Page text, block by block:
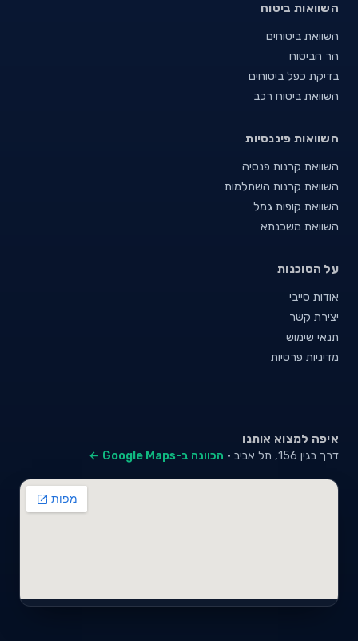
השוואות ביטוח
השוואת ביטוחים
הר הביטוח
בדיקת כפל ביטוחים
השוואת ביטוח רכב
השוואות פיננסיות
השוואת קרנות פנסיה
השוואת קרנות השתלמות
השוואת קופות גמל
השוואת משכנתא
על הסוכנות
אודות סייבי
יצירת קשר
תנאי שימוש
מדיניות פרטיות
איפה למצוא אותנו
דרך בגין 156, תל אביב · הכוונה ב-Google Maps ←